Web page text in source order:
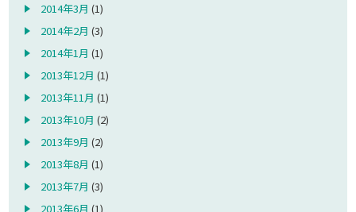
2014年3月 (1)
2014年2月 (3)
2014年1月 (1)
2013年12月 (1)
2013年11月 (1)
2013年10月 (2)
2013年9月 (2)
2013年8月 (1)
2013年7月 (3)
2013年6月 (1)